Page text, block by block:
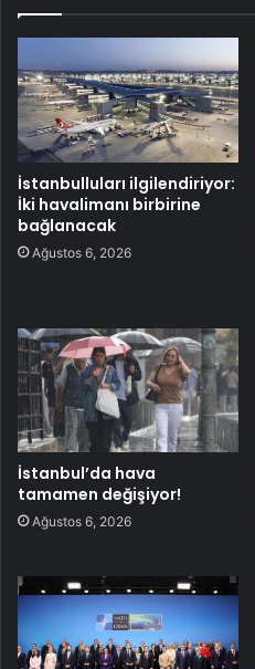
İstanbulluları ilgilendiriyor:
İki havalimanı birbirine
bağlanacak
Ağustos 6, 2026
İstanbul’da hava
tamamen değişiyor!
Ağustos 6, 2026